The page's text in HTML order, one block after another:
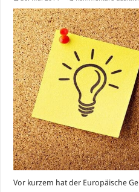
Vor kurzem hat der Europäische